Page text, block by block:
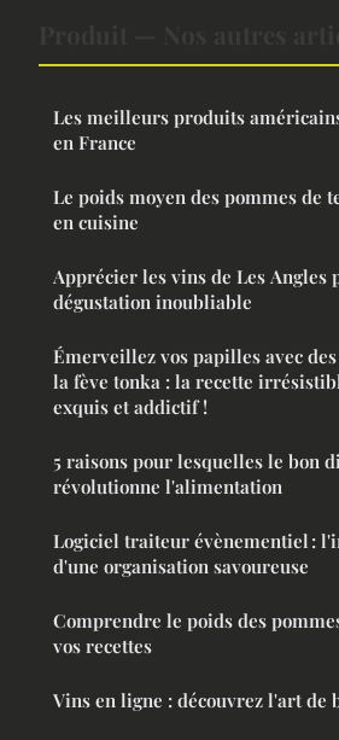
Les meilleurs produits
en France
Le poids moyen des pommes de
en cuisine
Apprécier les vins de Les Angles
dégustation inoubliable
Émerveillez vos papilles avec
la fève tonka : la recette
exquis et addictif !
5 raisons pour lesquelles le bon
révolutionne l'alimentation
Logiciel traiteur évènementiel :
d'une organisation savoureuse
Comprendre le poids des
vos recettes
Vins en ligne : découvrez l'art de